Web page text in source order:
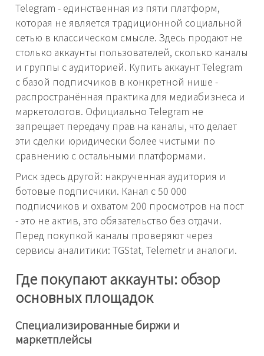
Telegram - единственная из пяти платформ,
которая не является традиционной социальной
сетью в классическом смысле. Здесь продают не
столько аккаунты пользователей, сколько каналы
и группы с аудиторией. Купить аккаунт Telegram
с базой подписчиков в конкретной нише -
распространённая практика для медиабизнеса и
маркетологов. Официально Telegram не
запрещает передачу прав на каналы, что делает
эти сделки юридически более чистыми по
сравнению с остальными платформами.
Риск здесь другой: накрученная аудитория и
ботовые подписчики. Канал с 50 000
подписчиков и охватом 200 просмотров на пост
- это не актив, это обязательство без отдачи.
Перед покупкой каналы проверяют через
сервисы аналитики: TGStat, Telemetr и аналоги.
Где покупают аккаунты: обзор
основных площадок
Специализированные биржи и
маркетплейсы